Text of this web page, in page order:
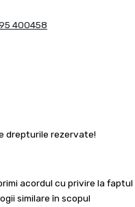
400458
drepturile rezervate!
acordul cu privire la faptul
similare în scopul